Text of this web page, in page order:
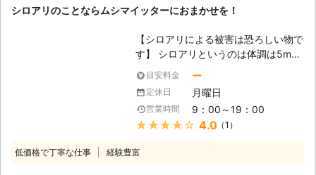
です。ゴキブリの死骸も雑菌が多く含
まれており、他のゴキブリの餌になり
ます。乾燥して空気中に舞い散ると、
ぜんそくやアレルギー症状の原因にな
ってしまうのです。 【ゴキブリを防
ぐために】 ゴキブリが家に住み着か
ないようにするには、まず家への侵入
経路になりそうなところを塞ぐことが
間など、確認をして塞いでおきましょ
足しているので、こちらの業者に任せても大丈夫だと思われま
2016年11月28日
シロアリのことならムシマイッターにおまかせを！
【シロアリによる被害は恐ろしい物で
す】 シロアリというのは体調は5mm
～10mmほどしかありませんが、人の
指先より小さいその体からは想像も出
来ない程の驚くべき力を持っているの
です。シロアリは木を好んでエサとし
ているというイメージが強いので、コ
いになっている方には関係の無い話だ
目安料金 ー
定休日 月曜日
営業時間 9：00～19：00
★★★★★ 4.0（1）
低価格で丁寧な仕事 経験豊富